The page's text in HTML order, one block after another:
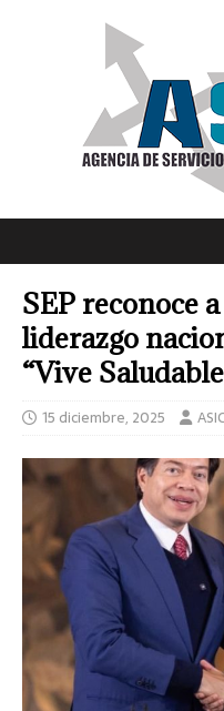
SEP reconoce
liderazgo
“Vive
15 diciembre, 2025